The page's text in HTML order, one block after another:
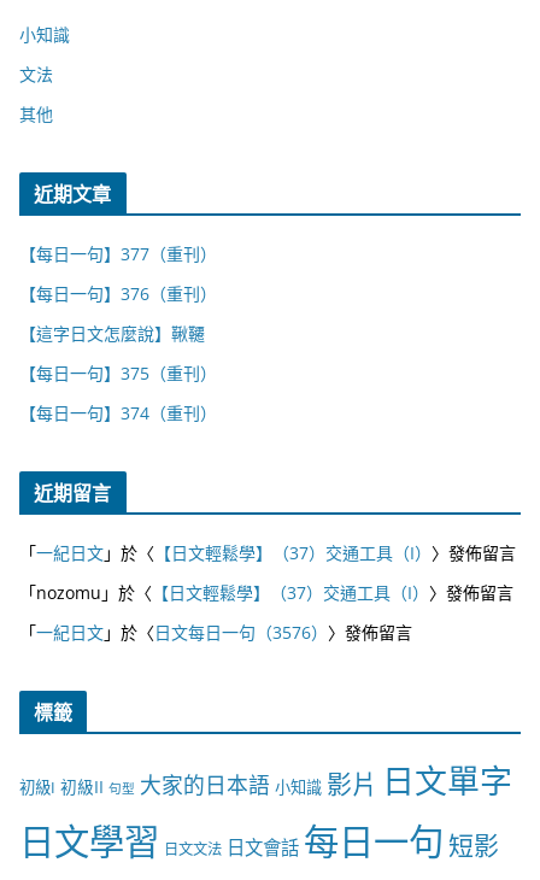
小知識
文法
其他
近期文章
【每日一句】377（重刊）
【每日一句】376（重刊）
【這字日文怎麼說】鞦韆
【每日一句】375（重刊）
【每日一句】374（重刊）
近期留言
「一紀日文」於〈 【日文輕鬆學】（37）交通工具（I） 〉發佈留言
「nozomu 」於〈 【日文輕鬆學】（37）交通工具（I） 〉發佈留言
「一紀日文」於〈日文每日一句（3576） 〉發佈留言
標籤
初級I 初級II 句型 大家的日本語 小知識 影片 日文單字
日文學習 日文文法 日文會話 每日一句 短影